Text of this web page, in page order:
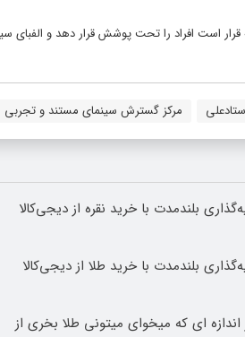
است افراد را تحت پوشش قرار دهد و الفبای
مرکز گسترش سینمای مستند و تجربی
بلندمدت با خرید نقره از دیجی‌کالا
بلندمدت با خرید طلا از دیجی‌کالا
اندازه ای که میخوای میتونی طلا بخری از